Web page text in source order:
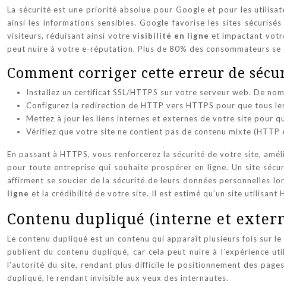
La sécurité est une priorité absolue pour Google et pour les
ainsi les informations sensibles. Google favorise les sites
visiteurs, réduisant ainsi votre visibilité en ligneet impactant
peut nuire à votre e-réputation. Plus de 80% des consommateurs
Comment corriger cette erreur de
Installez un certificat SSL/HTTPS sur votre serveur web. De
Configurez la redirection de HTTP vers HTTPS pour que tous
Mettez à jour les liens internes et externes de votre site pour
Vérifiez que votre site ne contient pas de contenu mixte
En passant à HTTPS, vous renforcerez la sécurité de votre site,
pour toute entreprise qui souhaite prospérer en ligne. Un site
affirment se soucier de la sécurité de leurs données personnelles
ligne et la crédibilité de votre site. Il est estimé qu’un site utilisant
Contenu dupliqué (interne et
Le contenu dupliqué est un contenu qui apparaît plusieurs fois sur
publient du contenu dupliqué, car cela peut nuire à l’expérience
l’autorité du site, rendant plus difficile le positionnement des
dupliqué, le rendant invisible aux yeux des internautes.